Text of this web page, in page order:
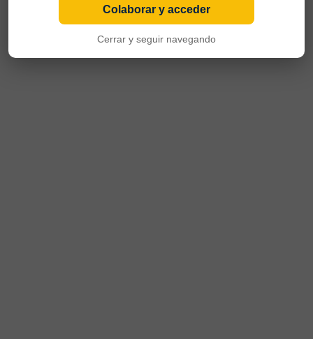
Colaborar y acceder
Cerrar y seguir navegando